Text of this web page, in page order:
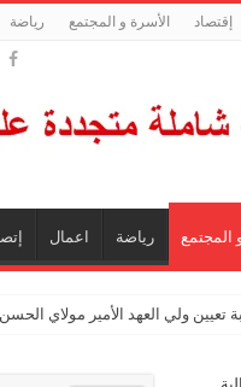
إقتصاد الأسرة و المجتمع رياضة
المجتمع رياضة اعمال
ولي العهد الأمير مولاي